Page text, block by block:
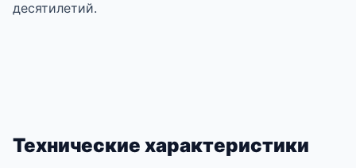
десятилетий.
Технические характеристики